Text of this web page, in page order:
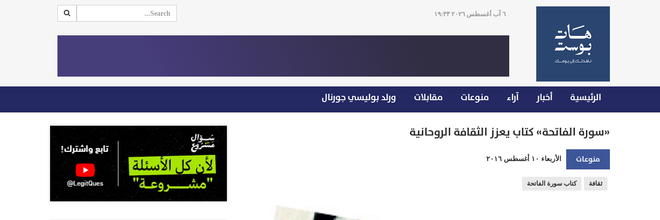
٦ آب أغسطس ٢٠٢٦ ١٩:٣٣
الرئيسية أخبار آراء منوعات مقابلات ورلد بوليسي جورنال
«سورة الفاتحة» كتاب يعزز الثقافة الروحانية
منوعات الأربعاء ١٠ أغسطس ٢٠١٦
ثقافة كتاب سورة الفاتحة